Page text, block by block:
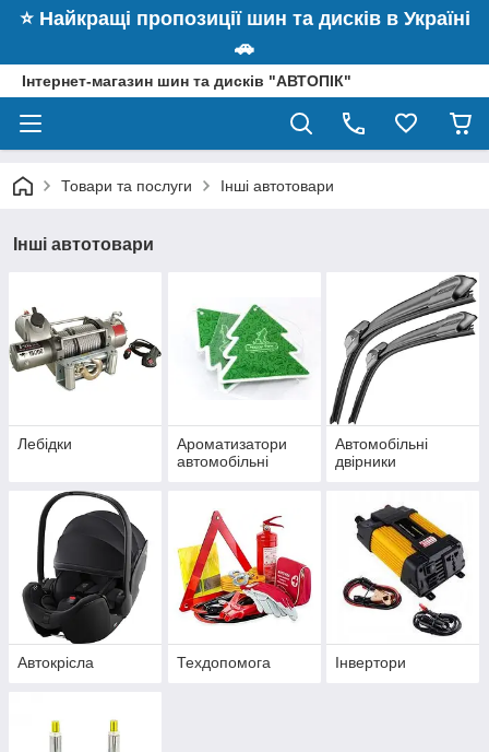
⭐️ Найкращі пропозиції шин та дисків в Україні
🚗
Інтернет-магазин шин та дисків "АВТОПІК"
Товари та послуги Інші автотовари
Інші автотовари
Лебідки
Ароматизатори
автомобільні
Автомобільні
двірники
Автокрісла Техдопомога Інвертори